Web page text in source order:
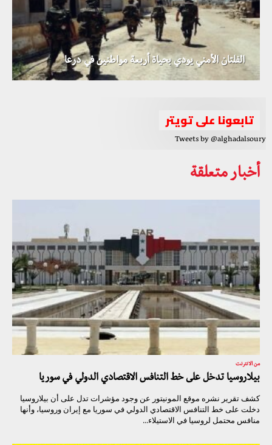
الفلتان الأمني يودي بحياة أربعة مواطنين في درعا
الأمم المتحدة تعلن تشكيل اللجنة الدستورية السورية
تابعونا على تويتر
Tweets by @alghadalsoury
أخبار متعلقة
من الانترنت
بيلاروسيا تدخل على خط التنافس الاقتصادي الدولي في سوريا
كشف تقرير نشره موقع المونيتور عن وجود مؤشرات تدل على أن بيلاروسيا
دخلت على خط التنافس الاقتصادي الدولي في سوريا مع إيران وروسيا، وأنها
منافس محتمل لروسيا في الاستيلاء...